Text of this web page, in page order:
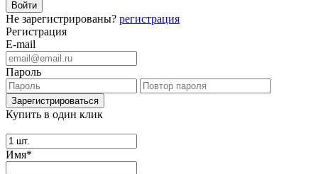
Не зарегистрированы? регистрация
Регистрация
E-mail
Пароль
Купить в один клик
Имя*